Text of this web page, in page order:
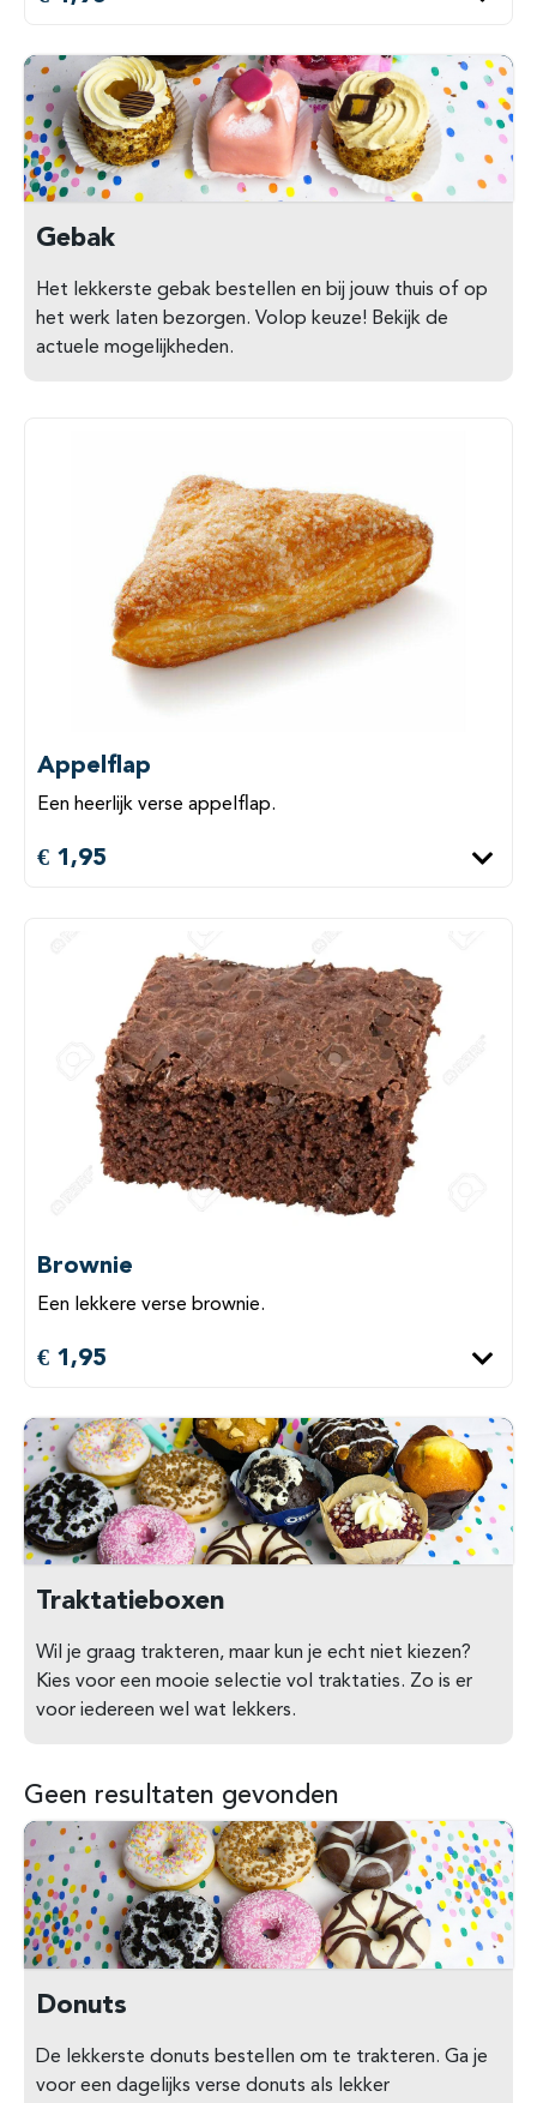
Gebak
Het lekkerste gebak bestellen en bij jouw thuis of op
het werk laten bezorgen. Volop keuze! Bekijk de
actuele mogelijkheden.
Appelflap
Een heerlijk verse appelflap.
€ 1,95
Brownie
Een lekkere verse brownie.
€ 1,95
Traktatieboxen
Wil je graag trakteren, maar kun je echt niet kiezen?
Kies voor een mooie selectie vol traktaties. Zo is er
voor iedereen wel wat lekkers.
Geen resultaten gevonden
Donuts
De lekkerste donuts bestellen om te trakteren. Ga je
voor een dagelijks verse donuts als lekker